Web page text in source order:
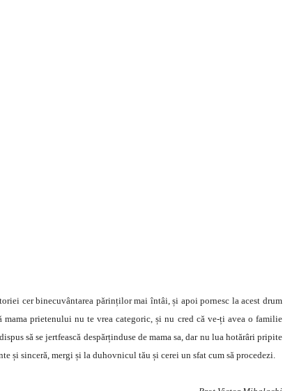
cer binecuvântarea părinților mai întâi, și apoi pornesc la acest drum
prietenului nu te vrea categoric, și nu cred că ve-ți avea o familie
să se jertfească despărținduse de mama sa, dar nu lua hotărâri pripite
și sinceră, mergi și la duhovnicul tău și cerei un sfat cum să procedezi.